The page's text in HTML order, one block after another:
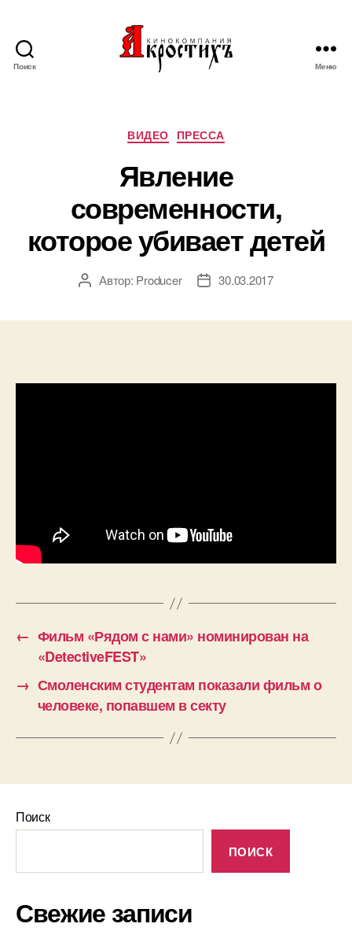
Поиск Меню
Рубрики
ВИДЕО ПРЕССА
Явление
современности,
которое убивает детей
АвторАвтор: Producer
Дата30.03.2017
← Фильм «Рядом с нами» номинирован на
«DetectiveFEST»
→ Смоленским студентам показали фильм о
человеке, попавшем в секту
Поиск
ПОИСК
Свежие записи